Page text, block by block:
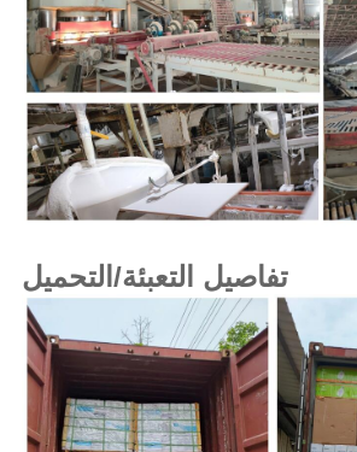
تفاصيل التعبئة/التحميل